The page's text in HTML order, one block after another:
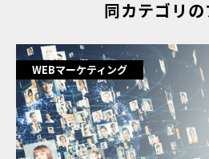
同カテゴリ
WEBマーケティング